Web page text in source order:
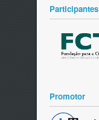
Participantes
Promotor